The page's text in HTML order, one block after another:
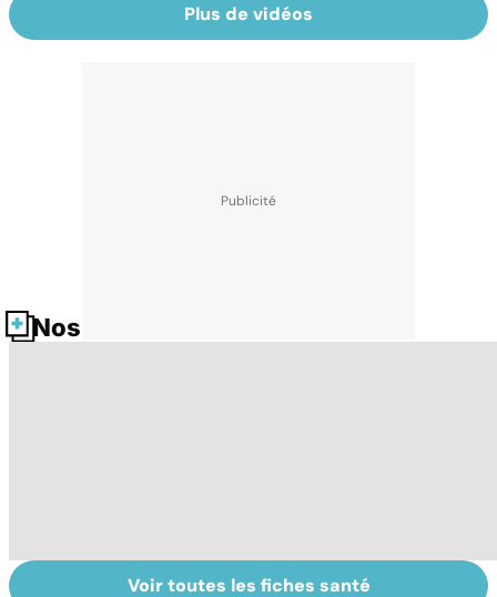
Plus de vidéos
Nos fiches santé
Voir toutes les fiches santé